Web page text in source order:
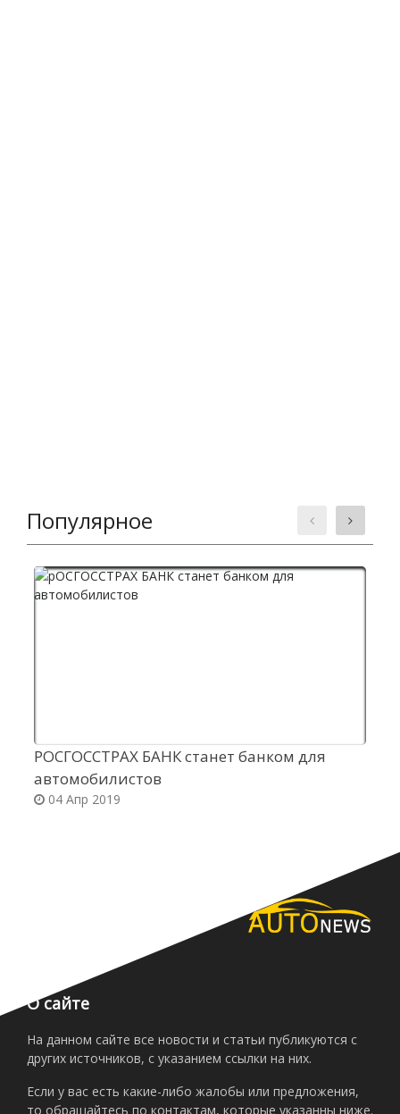
Популярное
РОСГОССТРАХ БАНК станет банком для
автомобилистов
04 Апр 2019
О сайте
На данном сайте все новости и статьи публикуются с
других источников, с указанием ссылки на них.
Если у вас есть какие-либо жалобы или предложения,
то обращайтесь по контактам, которые указанны ниже.